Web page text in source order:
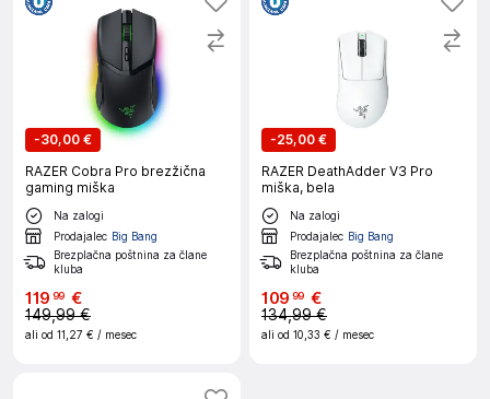
-30,00 €
RAZER Cobra Pro brezžična
gaming miška
Na zalogi
Prodajalec Big Bang
Brezplačna poštnina za člane
kluba
119 99 €
149,99 €
ali od 11,27 € / mesec
-25,00 €
RAZER DeathAdder V3 Pro
miška, bela
Na zalogi
Prodajalec Big Bang
Brezplačna poštnina za člane
kluba
109 99 €
134,99 €
ali od 10,33 € / mesec